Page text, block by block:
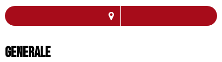
Generale